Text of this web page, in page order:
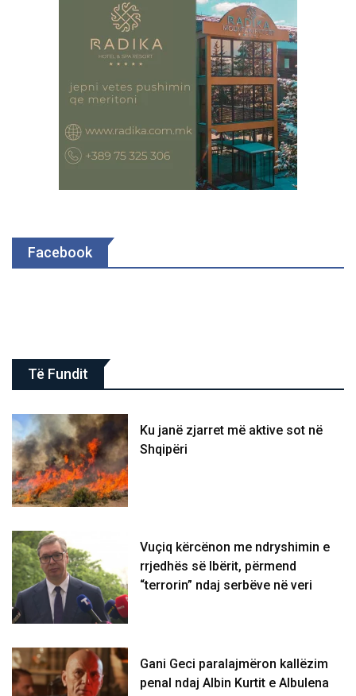
Facebook
Të Fundit
Ku janë zjarret më aktive sot në
Shqipëri
Vuçiq kërcënon me ndryshimin e
rrjedhës së Ibërit, përmend
“terrorin” ndaj serbëve në veri
Gani Geci paralajmëron kallëzim
penal ndaj Albin Kurtit e Albulena